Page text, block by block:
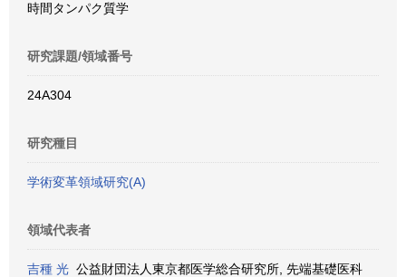
時間タンパク質学
研究課題/領域番号
24A304
研究種目
学術変革領域研究(A)
領域代表者
吉種 光 公益財団法人東京都医学総合研究所, 先端基礎医科